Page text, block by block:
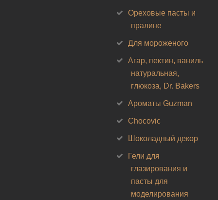
Ореховые пасты и
пралине
Для мороженого
Агар, пектин, ваниль
натуральная,
глюкоза, Dr. Bakers
Ароматы Guzman
Chocovic
Шоколадный декор
Гели для
глазирования и
пасты для
моделирования